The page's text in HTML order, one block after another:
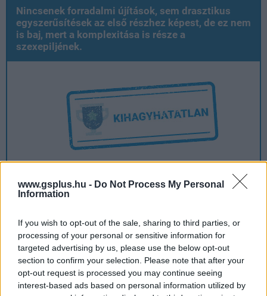
www.gsplus.hu - Do Not Process My Personal
Information
If you wish to opt-out of the sale, sharing to third parties, or
processing of your personal or sensitive information for
targeted advertising by us, please use the below opt-out
section to confirm your selection. Please note that after your
opt-out request is processed you may continue seeing
interest-based ads based on personal information utilized by
Nincsenek forradalmi újítások, sem drasztikus
egyszerűsítések az első részhez képest, de ez nem
is baj, mert a komplexitása is része a
szexepiljének.
Ami tetszett
jókora világában élvezet elveszni
az autentikus középkori hangulat örvényként
ragad magával, és nem ereszt